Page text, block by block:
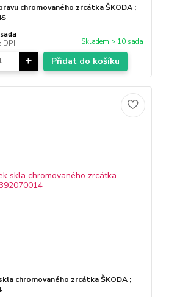
chromovaného zrcátka ŠKODA ;
sada
DPH Skladem > 10 sada
Přidat do košíku
chromovaného zrcátka ŠKODA ;